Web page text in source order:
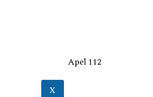
Apel 112
X